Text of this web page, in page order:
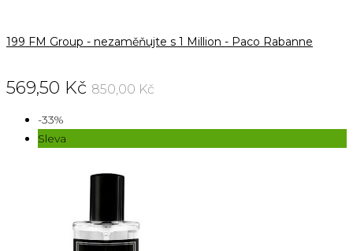
199 FM Group - nezaměňujte s 1 Million - Paco Rabanne
569,50 Kč 850,00 Kč
-33%
Sleva